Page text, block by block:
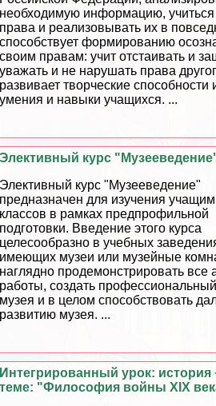
необходимую информацию, учиться
права и реализовывать их в
способствует формированию
своим правам: учит отстаивать и
уважать и не нарушать права
развивает творческие
умения и навыки учащихся. ...
Элективный курс
Элективный курс "Музееведение"
предназначен для изучения
классов в рамках предпрофильной
подготовки. Введение этого курса
целесообразно в учебных
имеющих музеи или музейные
наглядно продемонстрировать все
работы, создать
музея и в целом способствовать
развитию музея. ...
Интегрированный урок: история
теме: "Философия войны XIX